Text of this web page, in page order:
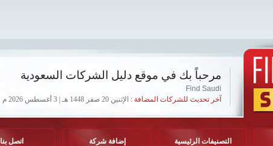
مرحباً بك في موقع دليل الشركات السعودية
Find Saudi
آخر تحديث للشركات المضافة : الإثنين 20 صفر 1448 هـ | 3 أغسطس 2026 م
التصنيفات الرئيسية إضافة شركة اتصل بنا